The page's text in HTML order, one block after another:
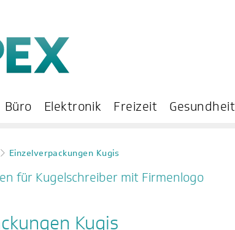
Büro Elektronik Freizeit Gesundheit
Einzelverpackungen Kugis
für Kugelschreiber mit Firmenlogo
Kugis